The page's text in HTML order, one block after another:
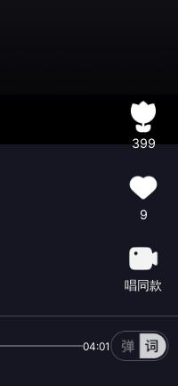
399
9
唱同款
04:01